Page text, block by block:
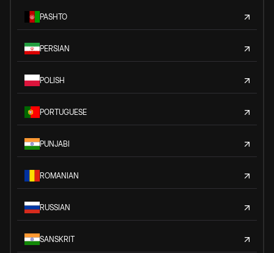
PASHTO
PERSIAN
POLISH
PORTUGUESE
PUNJABI
ROMANIAN
RUSSIAN
SANSKRIT